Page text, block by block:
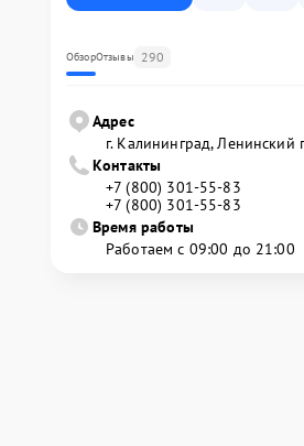
ОбзорОтзывы 290
Адрес
г. Калининград, Ленинский
Контакты
+7 (800) 301-55-83
+7 (800) 301-55-83
Время работы
Работаем с 09:00 до 21:00